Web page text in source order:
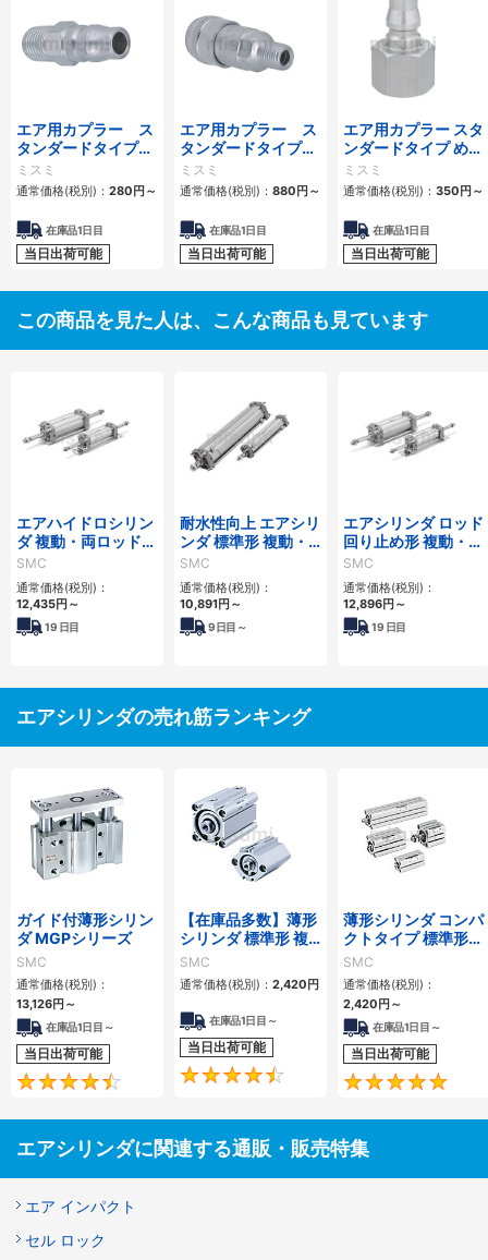
エア用カプラー ス
タンダードタイプ
おねじプラグ
ミスミ
通常価格(税別)： 280 円 ～
在庫品1日目
当日出荷可能
エア用カプラー ス
タンダードタイプ
おねじソケット
ミスミ
通常価格(税別)： 880 円 ～
在庫品1日目
当日出荷可能
エア用カプラー スタ
ンダードタイプ めね
じプラグ
ミスミ
通常価格(税別)： 350 円 ～
在庫品1日目
当日出荷可能
この商品を見た人は、こんな商品も見ています
エアハイドロシリン
ダ 複動・両ロッド
CA2W□Hシリーズ
SMC
通常価格(税別)：
12,435円 ～
19 日目
耐水性向上 エアシリ
ンダ 標準形 複動・
片ロッド CA2シリ
ーズ
SMC
通常価格(税別)：
10,891円 ～
9 日目～
エアシリンダ ロッド
回り止め形 複動・両
ロッド CA2KWシリ
ーズ
SMC
通常価格(税別)：
12,896円 ～
19 日目
エアシリンダの売れ筋ランキング
ガイド付薄形シリン
ダ MGPシリーズ
SMC
通常価格(税別)：
13,126円 ～
在庫品1日目～
当日出荷可能
4.6
【在庫品多数】薄形
シリンダ 標準形 複
動・片ロッド CQ2
シリーズ
SMC
通常価格(税別)： 2,420 円
在庫品1日目～
当日出荷可能
4.5
薄形シリンダ コンパ
クトタイプ 標準形
複動 片ロッド CQS
シリーズ
SMC
通常価格(税別)：
2,420 円 ～
在庫品1日目～
当日出荷可能
エアシリンダに関連する通販・販売特集
エア インパクト
セル ロック